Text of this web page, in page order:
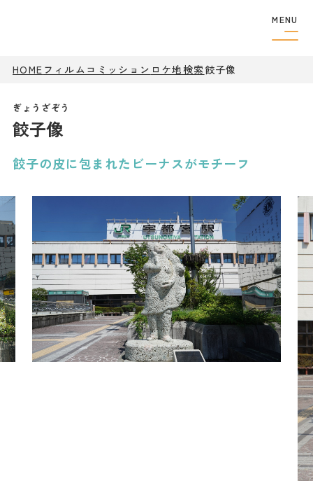
MENU
HOME フィルムコミッション ロケ地検索 餃子像
餃子像
餃子の皮に包まれたビーナスがモチーフ
フィルムコミッショ
ロケ地巡り
観光案内
特集
餃子
グルメ